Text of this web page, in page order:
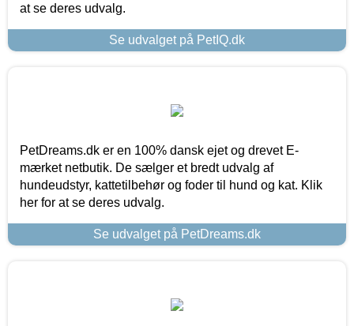
at se deres udvalg.
Se udvalget på PetIQ.dk
PetDreams.dk er en 100% dansk ejet og drevet E-
mærket netbutik. De sælger et bredt udvalg af
hundeudstyr, kattetilbehør og foder til hund og kat. Klik
her for at se deres udvalg.
Se udvalget på PetDreams.dk